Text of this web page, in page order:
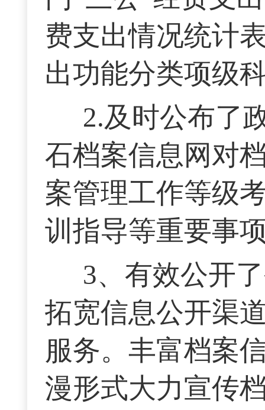
费支出情况统计
出功能分类项级
2.及时公布了
石档案信息网对
案管理工作等级
训指导等重要事
3、有效公开
拓宽信息公开渠
服务。丰富档案
漫形式大力宣传